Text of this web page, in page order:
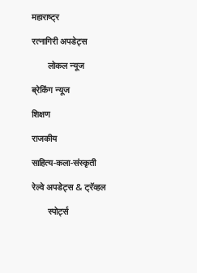
महाराष्ट्र
रत्नागिरी अपडेट्स
लोकल न्यूज
ब्रेकिंग न्यूज
शिक्षण
राजकीय
साहित्य-कला-संस्कृती
रेल्वे अपडेट्स & ट्रॅव्हल
स्पोर्ट्स